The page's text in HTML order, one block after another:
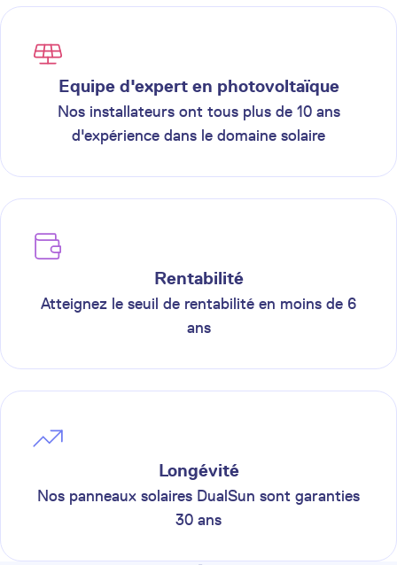
Equipe d'expert en photovoltaïque
Nos installateurs ont tous plus de 10 ans
d'expérience dans le domaine solaire
Rentabilité
Atteignez le seuil de rentabilité en moins de 6
ans
Longévité
Nos panneaux solaires DualSun sont garanties
30 ans